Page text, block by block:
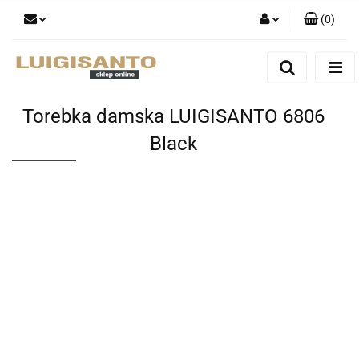
Dodaj zgłoszenie
(0)
Torebka damska LUIGISANTO 6806
Black